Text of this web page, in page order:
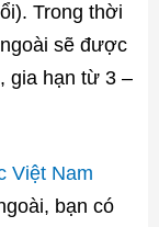
Trong thời
sẽ được
gia hạn từ 3 –
Việt Nam
bạn có